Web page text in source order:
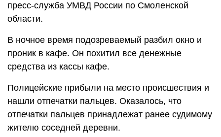
пресс-служба УМВД России по Смоленской
области.
В ночное время подозреваемый разбил окно и
проник в кафе. Он похитил все денежные
средства из кассы кафе.
Полицейские прибыли на место происшествия и
нашли отпечатки пальцев. Оказалось, что
отпечатки пальцев принадлежат ранее судимому
жителю соседней деревни.